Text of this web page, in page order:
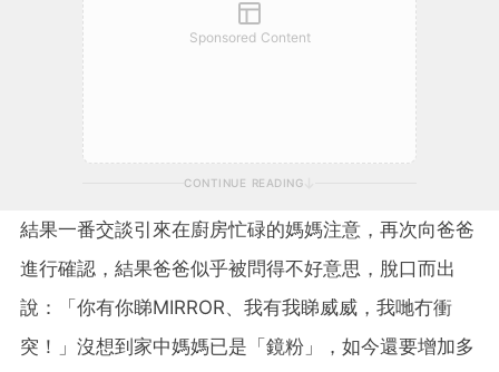
Sponsored Content
CONTINUE READING
結果一番交談引來在廚房忙碌的媽媽注意，再次向爸爸
進行確認，結果爸爸似乎被問得不好意思，脫口而出
說：「你有你睇MIRROR、我有我睇威威，我哋冇衝
突！」沒想到家中媽媽已是「鏡粉」，如今還要增加多